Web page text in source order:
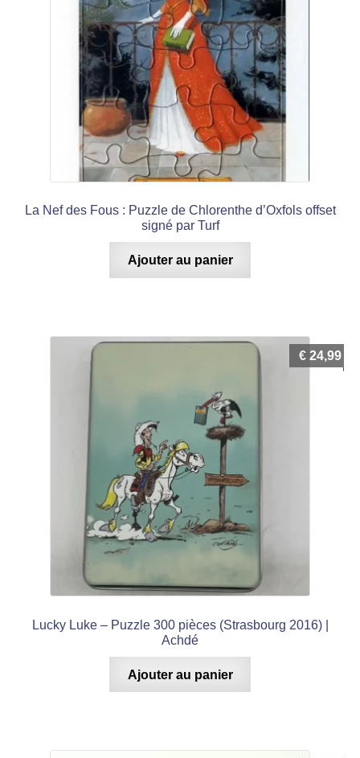
La Nef des Fous : Puzzle de Chlorenthe d’Oxfols offset
signé par Turf
Ajouter au panier
Lucky Luke – Puzzle 300 pièces (Strasbourg 2016) |
Achdé
€ 24,99
Ajouter au panier